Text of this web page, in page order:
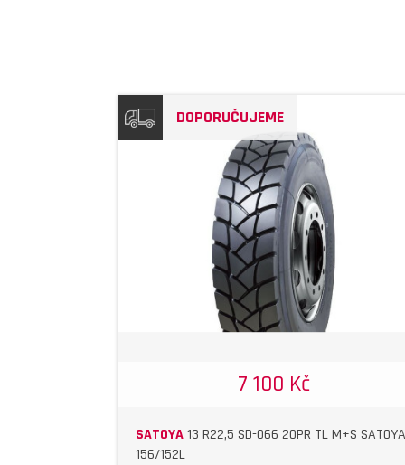
DOPORUČUJEME
7 100 Kč
SATOYA13 R22,5 SD-066 20PR TL M+S SATOYA
156/152L
DETAIL